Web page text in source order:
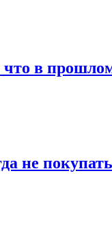
в
покупать